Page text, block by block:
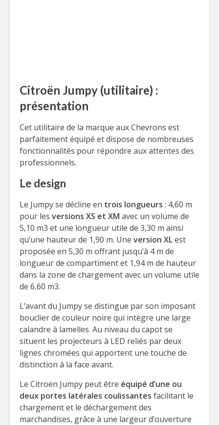
Citroën Jumpy (utilitaire) :
présentation
Cet utilitaire de la marque aux Chevrons est
parfaitement équipé et dispose de nombreuses
fonctionnalités pour répondre aux attentes des
professionnels.
Le design
Le Jumpy se décline en trois longueurs : 4,60 m
pour les versions XS et XM avec un volume de
5,10 m3 et une longueur utile de 3,30 m ainsi
qu’une hauteur de 1,90 m. Une version XLest
proposée en 5,30 m offrant jusqu’à 4 m de
longueur de compartiment et 1,94 m de hauteur
dans la zone de chargement avec un volume utile
de 6,60 m3.
L’avant du Jumpy se distingue par son imposant
bouclier de couleur noire qui intègre une large
calandre à lamelles. Au niveau du capot se
situent les projecteurs à LED reliés par deux
lignes chromées qui apportent une touche de
distinction à la face avant.
Le Citroën Jumpy peut être équipé d’une ou
deux portes latérales coulissantes facilitant le
chargement et le déchargement des
marchandises, grâce à une largeur d’ouverture